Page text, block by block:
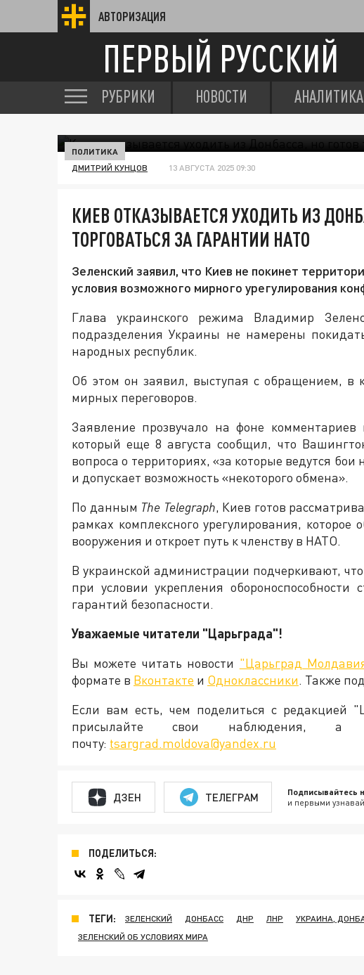
АВТОРИЗАЦИЯ
ПЕРВЫЙ РУССКИЙ
РУБРИКИ НОВОСТИ АНАЛИТИКА
ПОЛИТИКА
ДМИТРИЙ КУНЦОВ 13 АВГУСТА 2025 09:30
КИЕВ ОТКАЗЫВАЕТСЯ УХОДИТЬ ИЗ
ТОРГОВАТЬСЯ ЗА ГАРАНТИИ НАТО
Зеленский заявил, что Киев не покинет
условия возможного мирного урегулирования
Глава украинского режима Владимир
подразделения Украины не намерены
народных республик.
Об этом он заявил, выступая с обращением, в
мирных переговоров.
Заявление прозвучало на фоне
который еще 8 августа сообщил, что
вопроса о территориях, «за которые ведутся
и допускает возможность «некоторого обмена».
По данным The Telegraph, Киев готов
рамках комплексного урегулирования, которое
вооружения и откроет путь к членству в НАТО.
В украинской администрации подчеркивают,
при условии укрепления
гарантий безопасности.
Уважаемые читатели "Царьграда"!
Вы можете читать новости "Царьград
формате в Вконтакте и Одноклассники. Также
Если вам есть, чем поделиться с редакцией
присылайте свои наблюдения,
почту: tsargrad.moldova@yandex.ru
ДЗЕН ТЕЛЕГРАМ Подписывайтесь
и первыми
ПОДЕЛИТЬСЯ:
ТЕГИ: ЗЕЛЕНСКИЙ ДОНБАСС ДНР ЛНР УКРАИНА,
ЗЕЛЕНСКИЙ ОБ УСЛОВИЯХ МИРА